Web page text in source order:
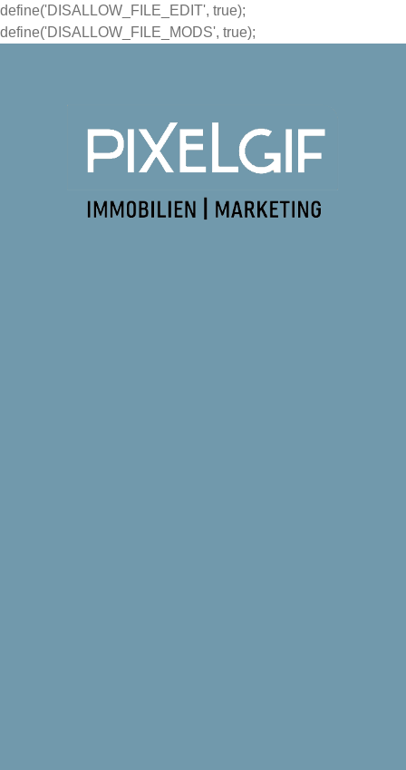
define('DISALLOW_FILE_EDIT', true);
define('DISALLOW_FILE_MODS', true);